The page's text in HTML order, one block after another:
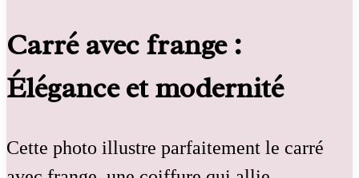
Carré avec frange :
Élégance et modernité
Cette photo illustre parfaitement le carré